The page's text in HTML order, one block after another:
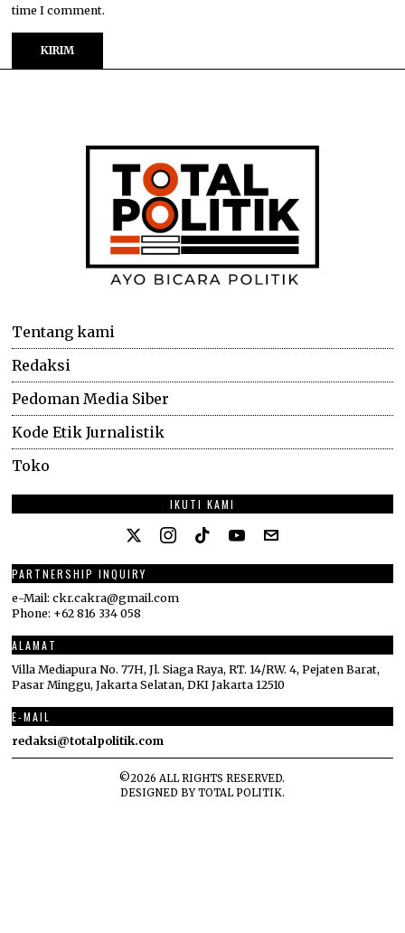
time I comment.
Tentang kami
Redaksi
Pedoman Media Siber
Kode Etik Jurnalistik
Toko
IKUTI KAMI
PARTNERSHIP INQUIRY
e-Mail: ckr.cakra@gmail.com
Phone: +62 816 334 058
ALAMAT
Villa Mediapura No. 77H, Jl. Siaga Raya, RT. 14/RW. 4, Pejaten Barat,
Pasar Minggu, Jakarta Selatan, DKI Jakarta 12510
E-MAIL
redaksi@totalpolitik.com
©2026 ALL RIGHTS RESERVED.
DESIGNED BYTOTAL POLITIK.